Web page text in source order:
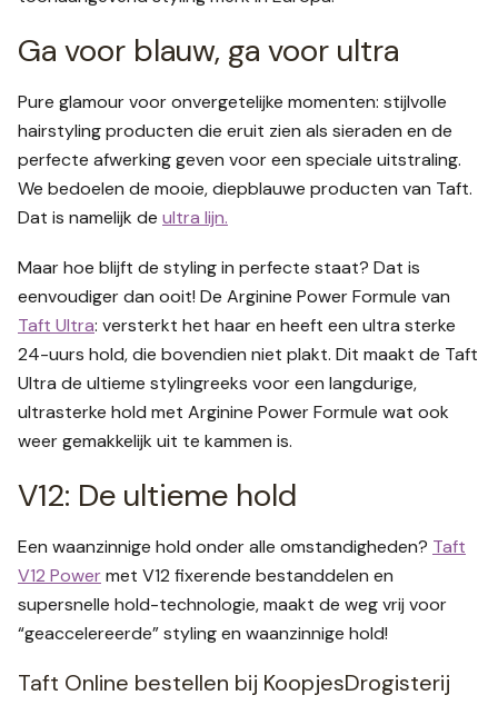
Ga voor blauw, ga voor ultra
Pure glamour voor onvergetelijke momenten: stijlvolle
hairstyling producten die eruit zien als sieraden en de
perfecte afwerking geven voor een speciale uitstraling.
We bedoelen de mooie, diepblauwe producten van Taft.
Dat is namelijk de ultra lijn.
Maar hoe blijft de styling in perfecte staat? Dat is
eenvoudiger dan ooit! De Arginine Power Formule van
Taft Ultra: versterkt het haar en heeft een ultra sterke
24-uurs hold, die bovendien niet plakt. Dit maakt de Taft
Ultra de ultieme stylingreeks voor een langdurige,
ultrasterke hold met Arginine Power Formule wat ook
weer gemakkelijk uit te kammen is.
V12: De ultieme hold
Een waanzinnige hold onder alle omstandigheden? Taft
V12 Power met V12 fixerende bestanddelen en
supersnelle hold-technologie, maakt de weg vrij voor
“geaccelereerde” styling en waanzinnige hold!
Taft Online bestellen bij KoopjesDrogisterij